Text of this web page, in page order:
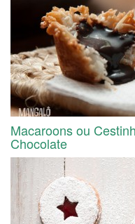
Macaroons ou
Chocolate